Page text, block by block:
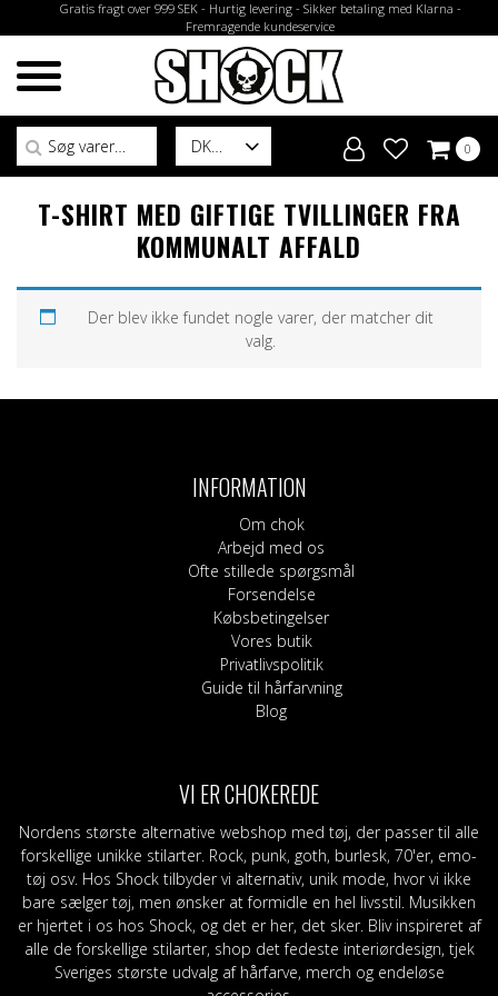
Gratis fragt over 999 SEK - Hurtig levering - Sikker betaling med Klarna -
Fremragende kundeservice
DK
Søg efter:
0
T-SHIRT MED GIFTIGE TVILLINGER FRA
KOMMUNALT AFFALD
Der blev ikke fundet nogle varer, der matcher dit
valg.
INFORMATION
Om chok
Arbejd med os
Ofte stillede spørgsmål
Forsendelse
Købsbetingelser
Vores butik
Privatlivspolitik
Guide til hårfarvning
Blog
VI ER CHOKEREDE
Nordens største alternative webshop med tøj, der passer til alle
forskellige unikke stilarter. Rock, punk, goth, burlesk, 70'er, emo-
tøj osv. Hos Shock tilbyder vi alternativ, unik mode, hvor vi ikke
bare sælger tøj, men ønsker at formidle en hel livsstil. Musikken
er hjertet i os hos Shock, og det er her, det sker. Bliv inspireret af
alle de forskellige stilarter, shop det fedeste interiørdesign, tjek
Sveriges største udvalg af hårfarve, merch og endeløse